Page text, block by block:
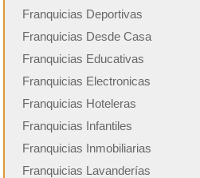
Franquicias Deportivas
Franquicias Desde Casa
Franquicias Educativas
Franquicias Electronicas
Franquicias Hoteleras
Franquicias Infantiles
Franquicias Inmobiliarias
Franquicias Lavanderías